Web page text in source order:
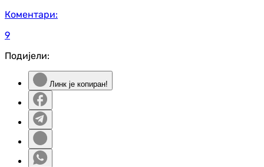
Коментари:
9
Подијели:
Линк је копиран!